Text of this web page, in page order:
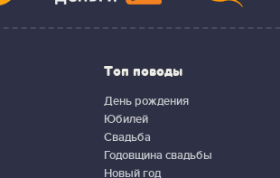
Топ поводы
День рождения
Юбилей
Свадьба
Годовщина свадьбы
Новый год